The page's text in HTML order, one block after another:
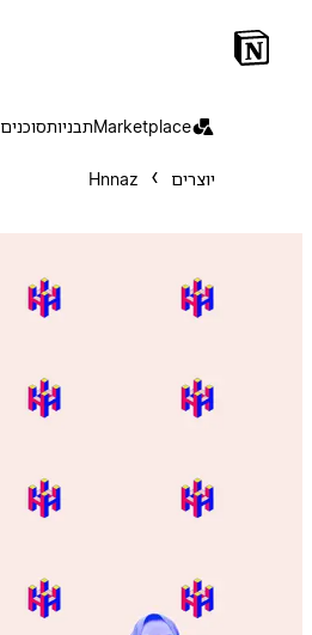
Marketplaceתבניותסוכנים
יוצרים Hnnaz